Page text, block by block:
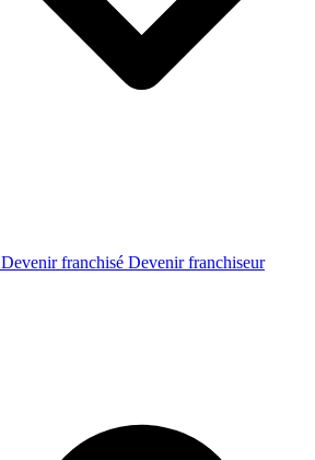
Devenir franchisé Devenir franchiseur